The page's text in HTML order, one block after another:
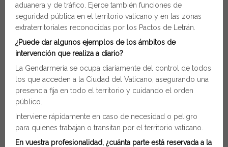
aduanera y de tráfico. Ejerce también funciones de
seguridad pública en el territorio vaticano y en las zonas
extraterritoriales reconocidas por los Pactos de Letrán.
¿Puede dar algunos ejemplos de los ámbitos de
intervención que realiza a diario?
La Gendarmería se ocupa diariamente del control de todos
los que acceden a la Ciudad del Vaticano, asegurando una
presencia fija en todo el territorio y cuidando el orden
público.
Interviene rápidamente en caso de necesidad o peligro
para quienes trabajan o transitan por el territorio vaticano.
En vuestra profesionalidad, ¿cuánta parte está reservada a la